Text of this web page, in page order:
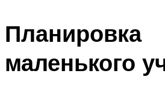
Планировка
маленького